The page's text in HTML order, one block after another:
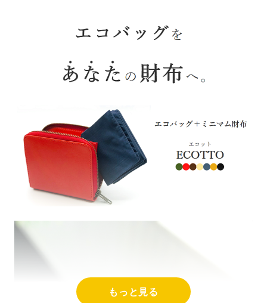
もっと見る